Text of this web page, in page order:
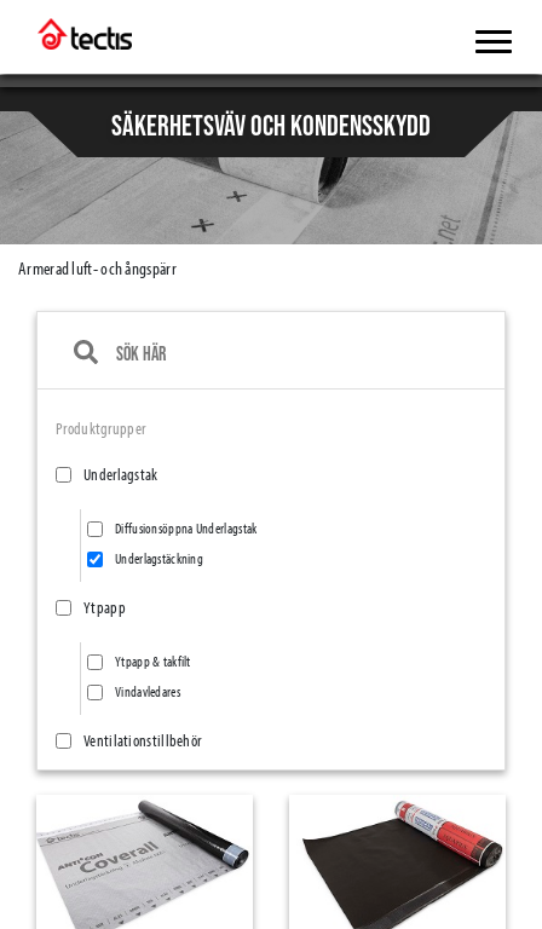
SÄKERHETSVÄV OCH KONDENSSKYDD
Armerad luft- och ångspärr
Produktgrupper
Underlagstak
Diffusionsöppna Underlagstak
Underlagstäckning
Ytpapp
Ytpapp & takfilt
Vindavledares
Ventilationstillbehör
Övriga ventilationstillbehör
Ång- & Luftspärrar
Vindskydd